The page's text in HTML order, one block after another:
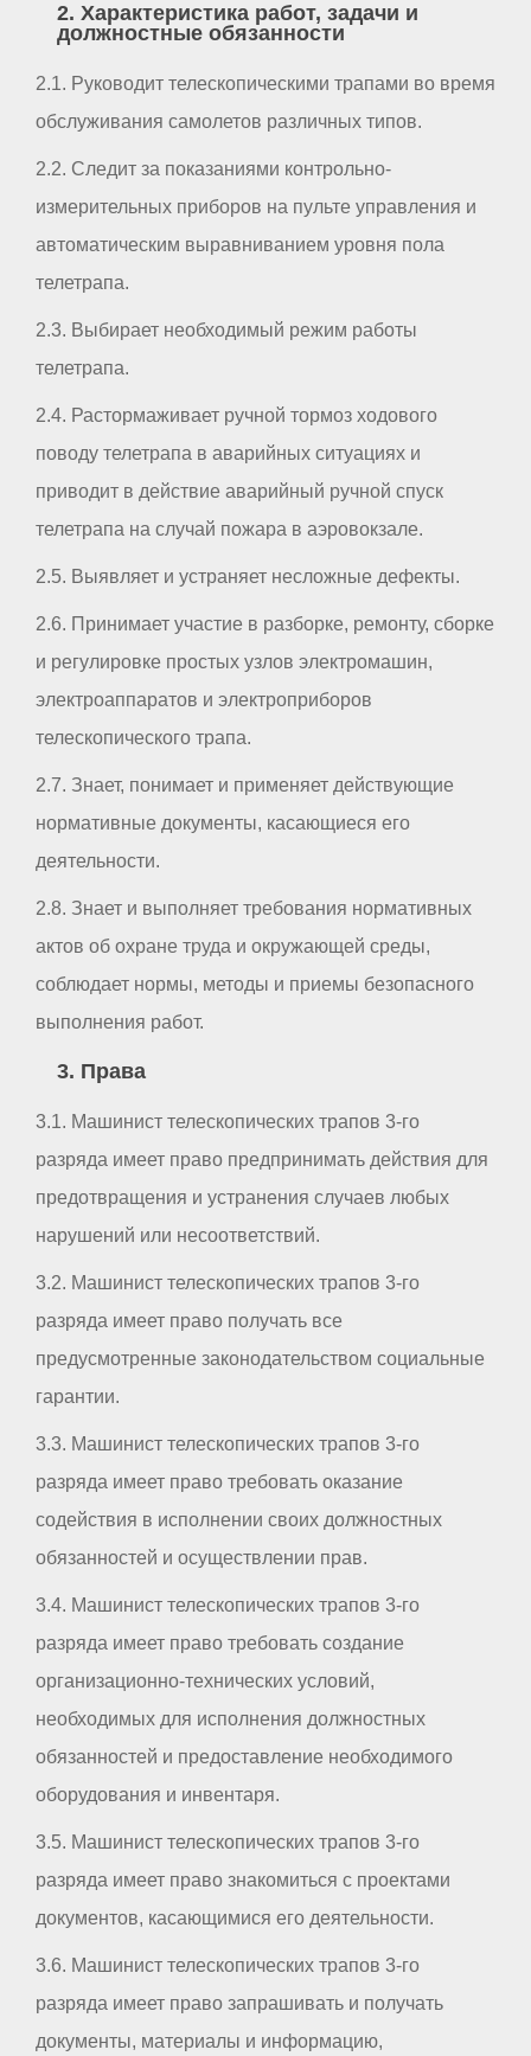
2. Характеристика работ, задачи и
должностные обязанности
2.1. Руководит телескопическими трапами во время
обслуживания самолетов различных типов.
2.2. Следит за показаниями контрольно-
измерительных приборов на пульте управления и
автоматическим выравниванием уровня пола
телетрапа.
2.3. Выбирает необходимый режим работы
телетрапа.
2.4. Растормаживает ручной тормоз ходового
поводу телетрапа в аварийных ситуациях и
приводит в действие аварийный ручной спуск
телетрапа на случай пожара в аэровокзале.
2.5. Выявляет и устраняет несложные дефекты.
2.6. Принимает участие в разборке, ремонту, сборке
и регулировке простых узлов электромашин,
электроаппаратов и электроприборов
телескопического трапа.
2.7. Знает, понимает и применяет действующие
нормативные документы, касающиеся его
деятельности.
2.8. Знает и выполняет требования нормативных
актов об охране труда и окружающей среды,
соблюдает нормы, методы и приемы безопасного
выполнения работ.
3. Права
3.1. Машинист телескопических трапов 3-го
разряда имеет право предпринимать действия для
предотвращения и устранения случаев любых
нарушений или несоответствий.
3.2. Машинист телескопических трапов 3-го
разряда имеет право получать все
предусмотренные законодательством социальные
гарантии.
3.3. Машинист телескопических трапов 3-го
разряда имеет право требовать оказание
содействия в исполнении своих должностных
обязанностей и осуществлении прав.
3.4. Машинист телескопических трапов 3-го
разряда имеет право требовать создание
организационно-технических условий,
необходимых для исполнения должностных
обязанностей и предоставление необходимого
оборудования и инвентаря.
3.5. Машинист телескопических трапов 3-го
разряда имеет право знакомиться с проектами
документов, касающимися его деятельности.
3.6. Машинист телескопических трапов 3-го
разряда имеет право запрашивать и получать
документы, материалы и информацию,